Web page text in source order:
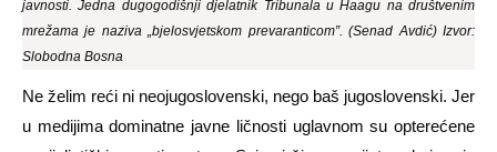
javnosti. Jedna dugogodišnji djelatnik Tribunala u Haagu na društvenim
mrežama je naziva „bjelosvjetskom prevaranticom”. (Senad Avdić) Izvor:
Slobodna Bosna
Ne želim reći ni neojugoslovenski, nego baš jugoslovenski. Jer
u medijima dominatne javne ličnosti uglavnom su opterećene